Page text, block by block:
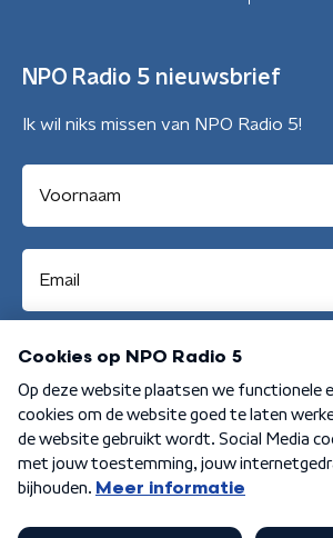
NPO Radio 5 nieuwsbrief
Ik wil niks missen van NPO Radio 5!
Aanmelden
Algemene voorwaarden